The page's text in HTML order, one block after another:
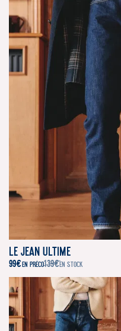
Le Jean Ultime
99€EN PRÉCO139€EN STOCK